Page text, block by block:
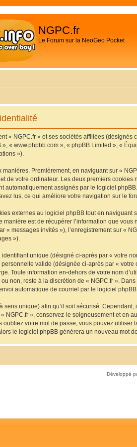
NGPC.fr
Le Forum sur la NeoGeo Pocket
« NGPC.fr » et ses sociétés affiliées
« www.phpbb.com », « phpBB Limited », «
»).
Premièrement, en naviguant sur «
de votre ordinateur. Les deux premiers
automatiquement assignés par le logiciel
lus, ce qui améliore votre navigation sur le
externes au logiciel phpBB tout en
est de récupérer l’information que
« messages invités »), l’enregistrement sur «
»).
unique (désigné ci-après par « votre
valide (désignée ci-après par «
Toute information en-dehors de votre nom
non, reste à la discrétion de « NGPC.fr ».
automatique de courriel par le logiciel
sens unique) afin qu’il soit sécurisé.
NGPC.fr », conservez-le soigneusement et
oubliez votre mot de passe, vous pouvez
le logiciel phpBB générera un nouveau mot
Développé